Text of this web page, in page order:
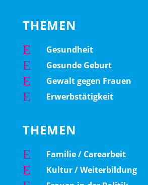
THEMEN
E Gesundheit
E Gesunde Geburt
E Gewalt gegen Frauen
E Erwerbstätigkeit
THEMEN
E Familie / Carearbeit
E Kultur / Weiterbildung